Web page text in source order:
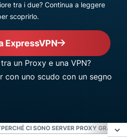
tra i due? Continua a leggere
scoprirlo.
ExpressVPN
PERCHÉ CI SONO SERVER PROXY